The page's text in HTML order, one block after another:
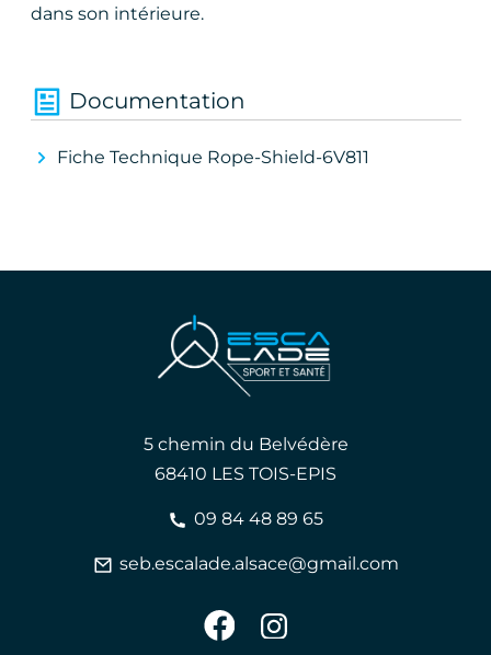
dans son intérieure.
Documentation
Fiche Technique Rope-Shield-6V811
5 chemin du Belvédère
68410 LES TOIS-EPIS
09 84 48 89 65
seb.escalade.alsace@gmail.com